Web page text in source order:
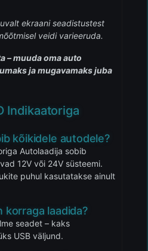
ekraani seadistustest
veidi varieeruda.
– muuda oma auto
ja mugavamaks juba
Indikaatoriga
kõikidele autodele?
Autolaadija sobib
12V või 24V süsteemi.
puhul kasutatakse ainult
korraga laadida?
seadet – kaks
USB väljund.